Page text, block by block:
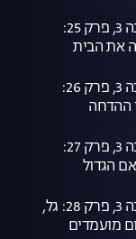
האח הגדול, עונה 3, פרק 25:
את הבית
האח הגדול, עונה 3, פרק 26:
ההדחה
האח הגדול, עונה 3, פרק 27:
הגדול
האח הגדול, עונה 3, פרק 28: גל,
מועמדים